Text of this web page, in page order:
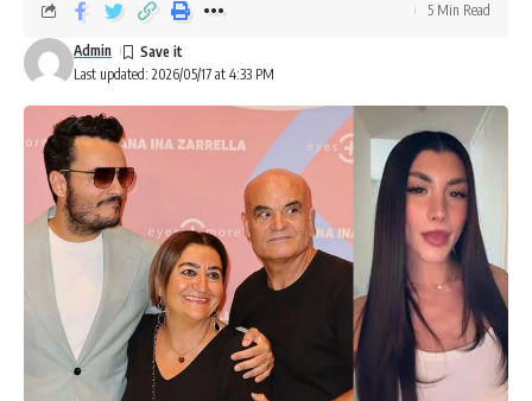
Last updated: 2026/05/17 at 4:33 PM
Admin
5 Min Read